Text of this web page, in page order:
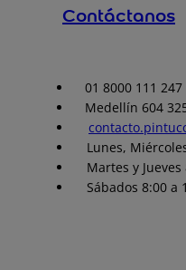
Contáctanos
01 8000 111 247
Medellín 604
Lunes,
Martes y
Sábados 8:00 a